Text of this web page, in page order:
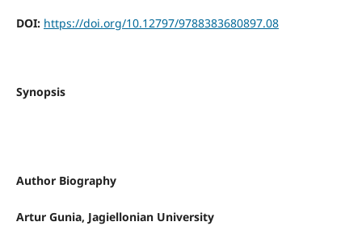
DOI: https://doi.org/10.12797/9788383680897.08
Synopsis
Author Biography
Artur Gunia, Jagiellonian University